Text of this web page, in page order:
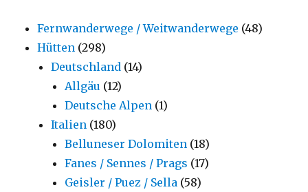
Fernwanderwege / Weitwanderwege (48)
Hütten (298)
Deutschland (14)
Allgäu (12)
Deutsche Alpen (1)
Italien (180)
Belluneser Dolomiten (18)
Fanes / Sennes / Prags (17)
Geisler / Puez / Sella (58)